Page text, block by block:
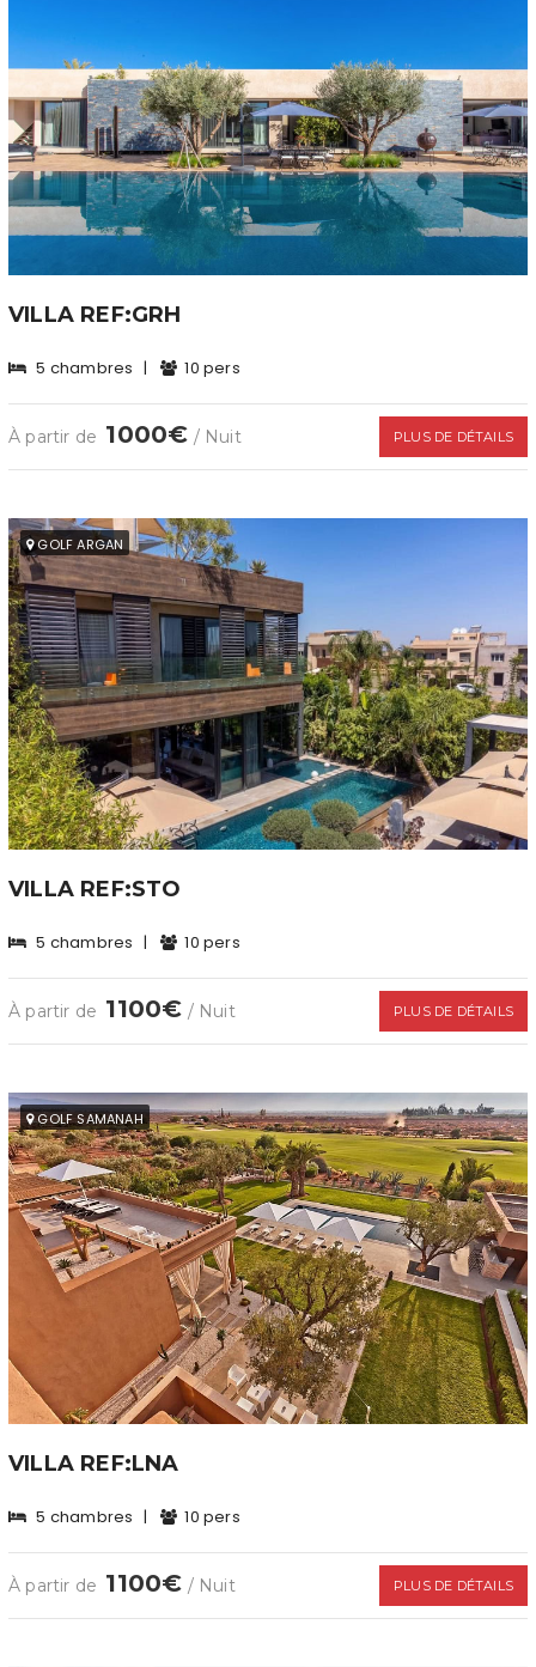
VILLA REF:GRH
5 chambres | 10 pers
À partir de 1000€ / Nuit PLUS DE DÉTAILS
GOLF ARGAN
VILLA REF:STO
5 chambres | 10 pers
À partir de 1100€ / Nuit PLUS DE DÉTAILS
GOLF SAMANAH
VILLA REF:LNA
5 chambres | 10 pers
À partir de 1100€ / Nuit PLUS DE DÉTAILS